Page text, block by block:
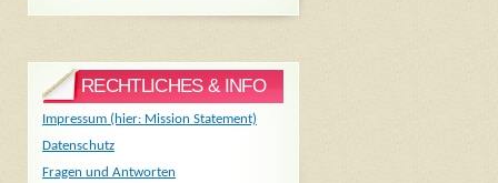
RECHTLICHES & INFO
Impressum (hier: Mission Statement)
Datenschutz
Fragen und Antworten